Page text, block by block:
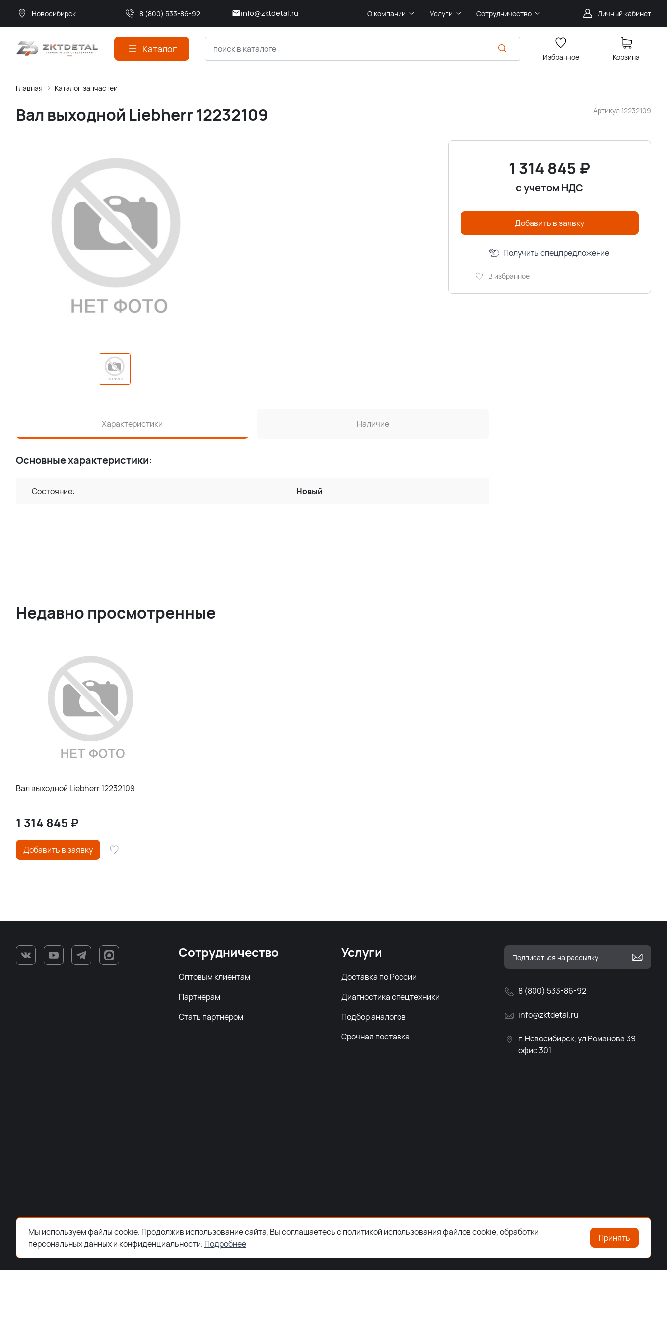
Новосибирск 8 (800) 533-86-92 info@zktdetal.ru О компании Услуги Сотрудничество Личный кабинет
Каталог
Избранное Корзина
Главная Каталог запчастей
Артикул 12232109
Вал выходной Liebherr 12232109
1 314 845 ₽
с учетом НДС
Добавить в заявку
В избранное
Получить спецпредложение
Характеристики Наличие
Основные характеристики:
Состояние: Новый
Недавно просмотренные
Вал выходной Liebherr 12232109
1 314 845 ₽
Добавить в заявку
8 (800) 533-86-92
info@zktdetal.ru
г. Новосибирск, ул Романова 39
офис 301
Сотрудничество
Оптовым клиентам
Партнёрам
Стать партнёром
Услуги
Доставка по России
Диагностика спецтехники
Подбор аналогов
Срочная поставка
Мы используем файлы cookie. Продолжив использование сайта, Вы соглашаетесь с политикой использования файлов cookie, обработки
персональных данных и конфиденциальности. Подробнее
Принять